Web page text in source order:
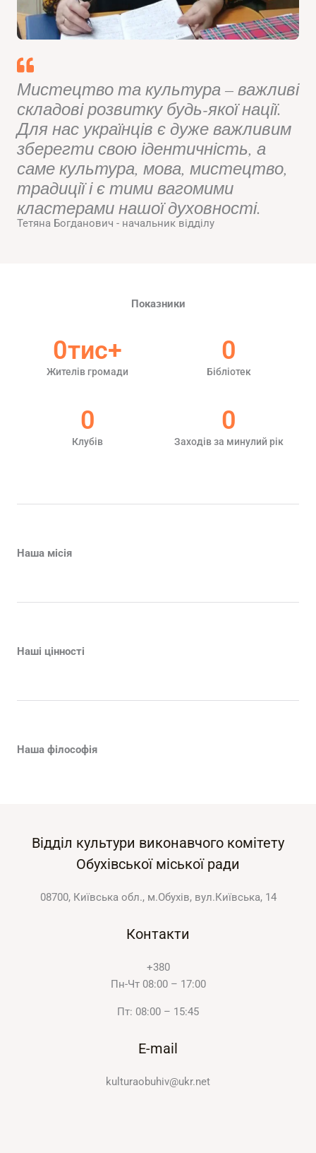
Мистецтво та культура – важливі
складові розвитку будь-якої нації.
Для нас українців є дуже важливим
зберегти свою ідентичність, а
саме культура, мова, мистецтво,
традиції і є тими вагомими
кластерами нашої духовності.
Тетяна Богданович - начальник відділу
Показники
Жителів громади
0тис+
Бібліотек
0
Клубів
0
Заходів за минулий рік
0
Наша місія
Наші цінності
Наша філософія
Відділ культури виконавчого комітету
Обухівської міської ради
08700, Київська обл., м.Обухів, вул.Київська, 14
Контакти
+380
Пн-Чт 08:00 – 17:00
Пт: 08:00 – 15:45
E-mail
kulturaobuhiv@ukr.net